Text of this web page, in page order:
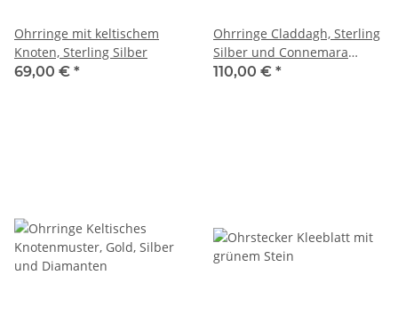
Ohrringe mit keltischem
Knoten, Sterling Silber
69,00 € *
Ohrringe Claddagh, Sterling
Silber und Connemara
Marmor
110,00 € *